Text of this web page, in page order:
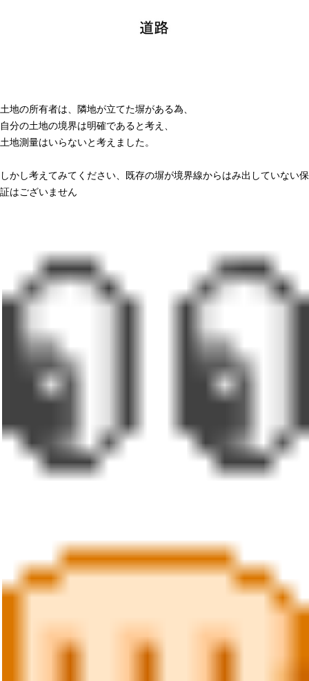
土地の所有者は、隣地が立てた塀がある為、
自分の土地の境界は明確であると考え、
土地測量はいらないと考えました。
しかし考えてみてください、既存の塀が境界線からはみ出していない保
証はございません